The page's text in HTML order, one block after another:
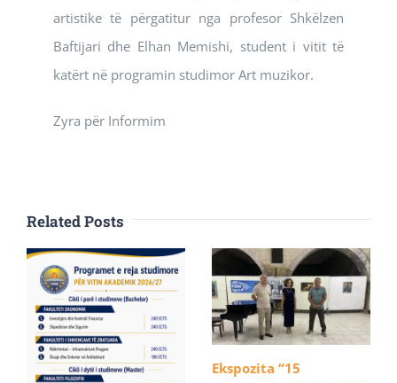
artistike të përgatitur nga profesor Shkëlzen
Baftijari dhe Elhan Memishi, student i vitit të
katërt në programin studimor Art muzikor.
Zyra për Informim
Related Posts
Ekspozita “15